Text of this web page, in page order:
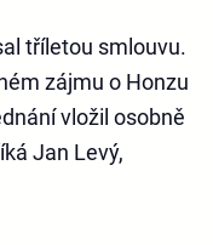
tříletou smlouvu.
zájmu o Honzu
vložil osobně
Jan Levý,